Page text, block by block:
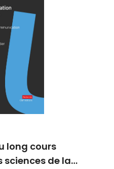
long cours
sciences de la